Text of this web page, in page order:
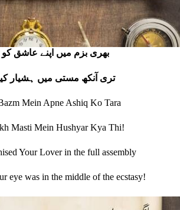
بھری بزم ميں اپنے عاشق کو
تری آنکھ مستی ميں ہشيار
Mein Apne Ashiq Ko Tara
Masti Mein Hushyar Kya Thi!
Your Lover in the full assembly
eye was in the middle of the ecstasy!